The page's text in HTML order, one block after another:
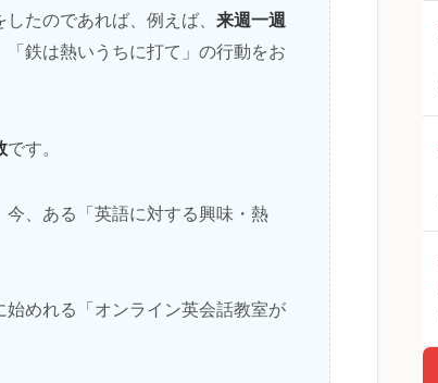
たのであれば、例えば、 来週一週
「鉄は熱いうちに打て」の行動をお
です。
、ある「英語に対する興味・熱
めれる「オンライン英会話教室が